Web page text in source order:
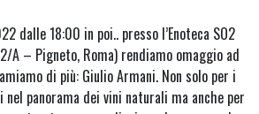
dalle 18:00 in poi.. presso l’Enoteca SO2
A – Pigneto, Roma) rendiamo omaggio ad
di più: Giulio Armani. Non solo per i
panorama dei vini naturali ma anche per